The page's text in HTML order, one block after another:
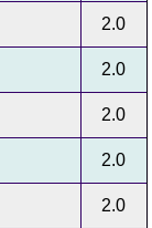
2.0
2.0
2.0
2.0
2.0